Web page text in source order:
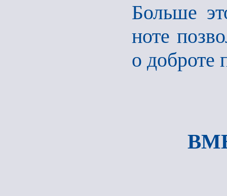
Больше
ноте
о доброте